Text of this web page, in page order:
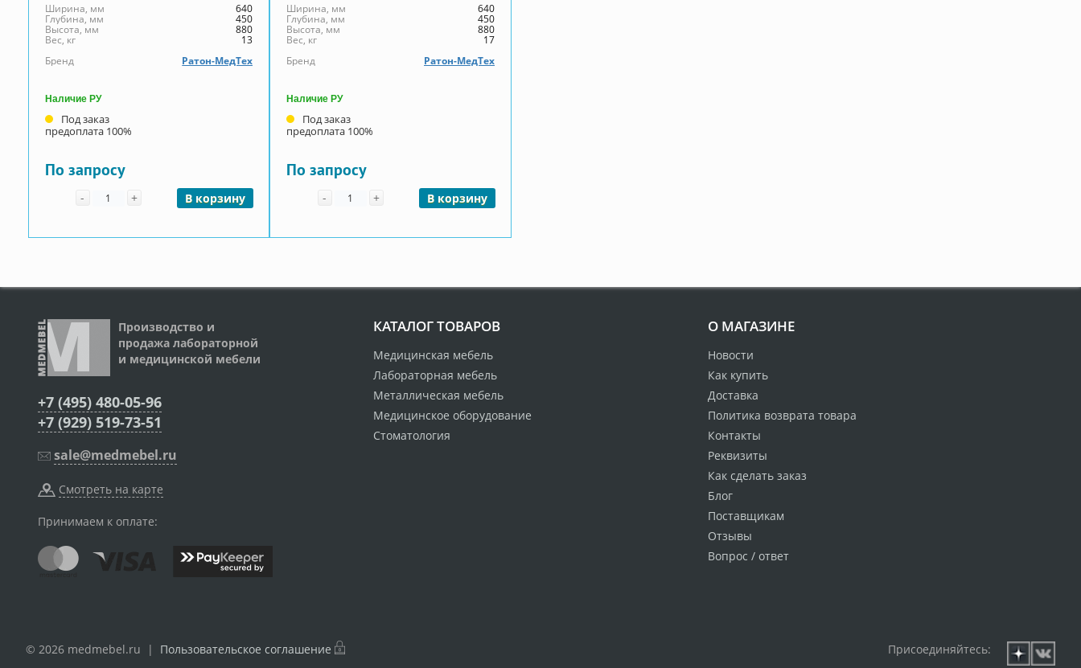
Ширина, мм 640
Глубина, мм 450
Высота, мм 880
Вес, кг
13
Бренд
Ратон-МедТех
Наличие РУ
Под заказ
предоплата 100%
По запросу
- Количество
+ В корзину
Ширина, мм 640
Глубина, мм 450
Высота, мм 880
Вес, кг
17
Бренд
Ратон-МедТех
Наличие РУ
Под заказ
предоплата 100%
По запросу
- Количество
+ В корзину
Производство и
продажа лабораторной
и медицинской мебели
+7 (495) 480-05-96
+7 (929) 519-73-51
sale@medmebel.ru
Смотреть на карте
Принимаем к оплате:
КАТАЛОГ ТОВАРОВ
Медицинская мебель
Лабораторная мебель
Металлическая мебель
Медицинское оборудование
Стоматология
О МАГАЗИНЕ
Новости
Как купить
Доставка
Политика возврата товара
Контакты
Реквизиты
Как сделать заказ
Блог
Поставщикам
Отзывы
Вопрос / ответ
© 2026 medmebel.ru | Пользовательское соглашение Присоединяйтесь: